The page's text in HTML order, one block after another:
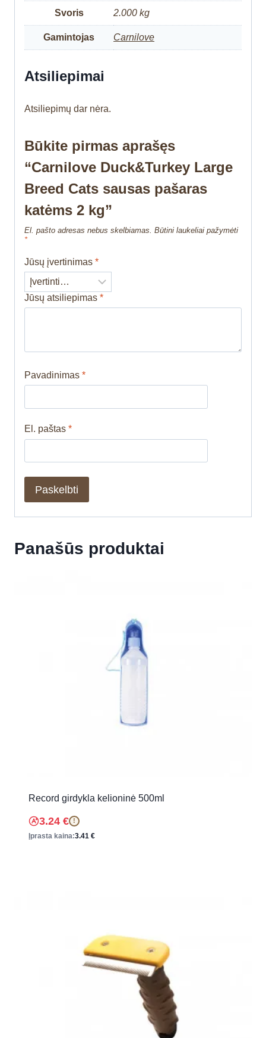
Svoris 2.000 kg
Gamintojas Carnilove
Atsiliepimai
Atsiliepimų dar nėra.
Būkite pirmas aprašęs
“Carnilove Duck&Turkey Large
Breed Cats sausas pašaras
katėms 2 kg”
El. pašto adresas nebus skelbiamas. Būtini laukeliai pažymėti
*
Jūsų įvertinimas *
Jūsų atsiliepimas *
Pavadinimas *
El. paštas *
Panašūs produktai
Record girdykla kelioninė 500ml
3.24 € !
Įprasta kaina:3.41 €